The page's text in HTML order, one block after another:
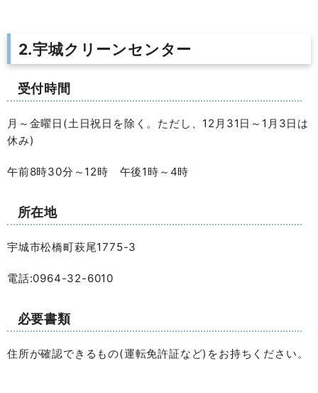
2.宇城クリーンセンター
受付時間
月～金曜日(土日祝日を除く。ただし、12月31日～1月3日は
休み)
午前8時30分～12時 午後1時～4時
所在地
宇城市松橋町萩尾1775-3
電話:0964-32-6010
必要書類
住所が確認できるもの(運転免許証など)をお持ちください。